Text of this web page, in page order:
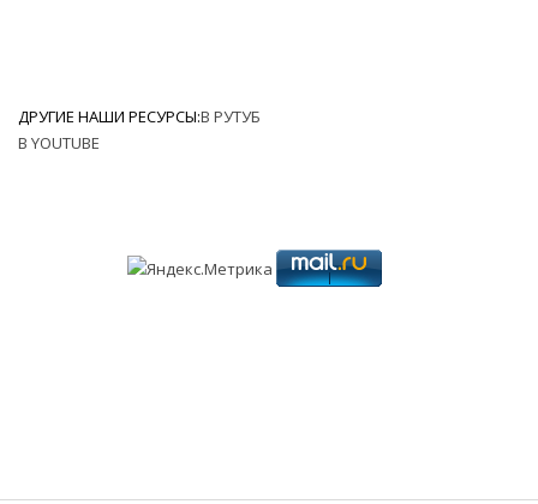
ДРУГИЕ НАШИ РЕСУРСЫ:В РУТУБ
В YOUTUBE